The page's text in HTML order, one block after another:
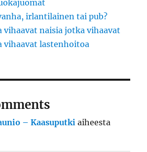
irlantilainen tai pub?
vihaavat naisia jotka vihaavat
vihaavat lastenhoitoa
– Kaasuputki aiheesta